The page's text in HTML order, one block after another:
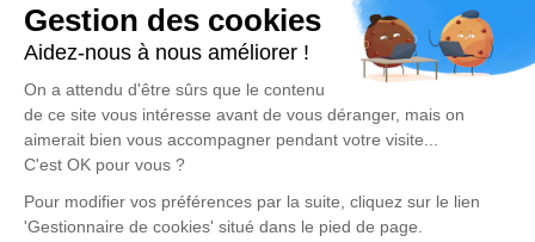
Réseaux sociaux
Liens utiles
Publier un avis de décès
Signaler un abus/une erreur